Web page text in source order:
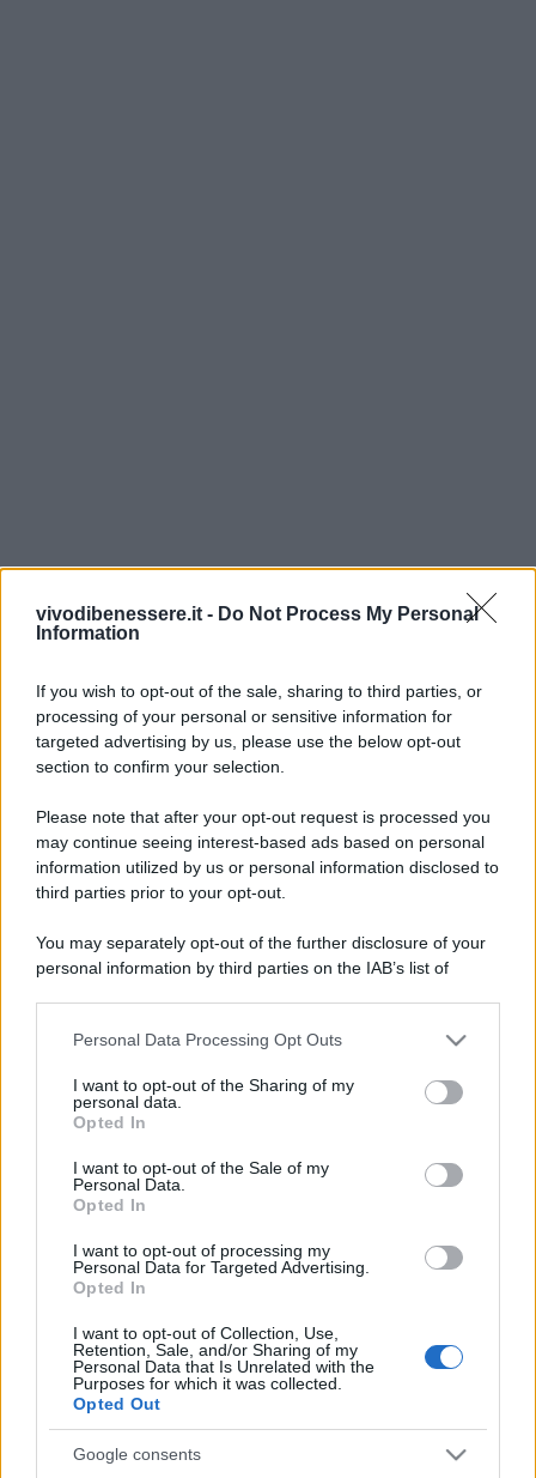
vivodibenessere.it - Do Not Process My Personal
Information
If you wish to opt-out of the sale, sharing to third parties, or
processing of your personal or sensitive information for
targeted advertising by us, please use the below opt-out
section to confirm your selection.
Please note that after your opt-out request is processed you
may continue seeing interest-based ads based on personal
information utilized by us or personal information disclosed to
third parties prior to your opt-out.
You may separately opt-out of the further disclosure of your
personal information by third parties on the IAB’s list of
This information may also be disclosed by us to third parties
disclose it to other third parties.
Please note that this website/app uses one or more Google
services and may gather and store information including but
not limited to your visit or usage behaviour. You may click to
grant or deny consent to Google and its third-party tags to
consent section.
Personal Data Processing Opt Outs
I want to opt-out of the Sharing of my
personal data.
Opted In
I want to opt-out of the Sale of my
Personal Data.
Opted In
I want to opt-out of processing my
Personal Data for Targeted Advertising.
Opted In
I want to opt-out of Collection, Use,
Retention, Sale, and/or Sharing of my
Personal Data that Is Unrelated with the
Purposes for which it was collected.
Opted Out
Google consents